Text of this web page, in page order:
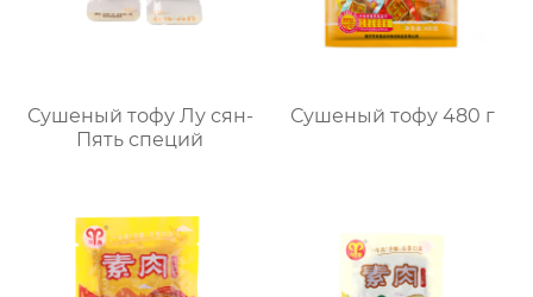
Сушеный тофу Лу сян-
Пять специй
Сушеный тофу 480 г